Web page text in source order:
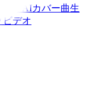
ー
AIカバー曲生
ビデオ